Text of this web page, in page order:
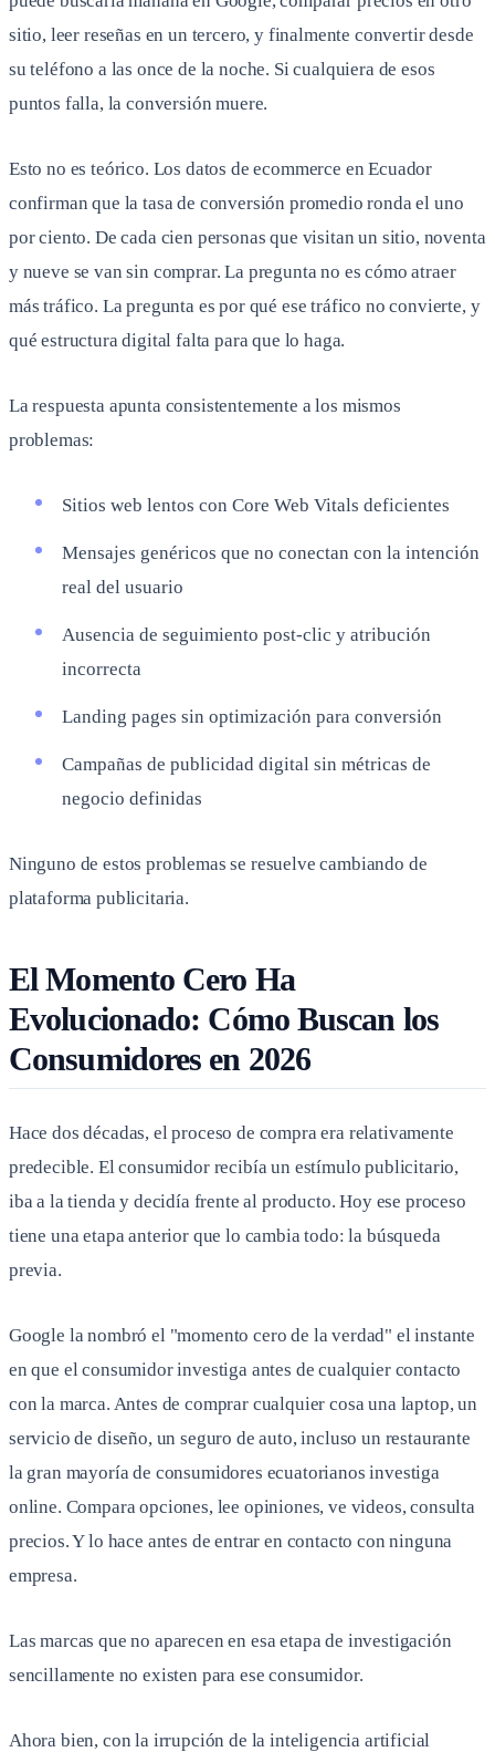
sitio, leer reseñas en un tercero, y finalmente convertir desde
su teléfono a las once de la noche. Si cualquiera de esos
puntos falla, la conversión muere.
Esto no es teórico. Los datos de ecommerce en Ecuador
confirman que la tasa de conversión promedio ronda el uno
por ciento. De cada cien personas que visitan un sitio, noventa
y nueve se van sin comprar. La pregunta no es cómo atraer
más tráfico. La pregunta es por qué ese tráfico no convierte, y
qué estructura digital falta para que lo haga.
La respuesta apunta consistentemente a los mismos
problemas:
Sitios web lentos con Core Web Vitals deficientes
Mensajes genéricos que no conectan con la intención
real del usuario
Ausencia de seguimiento post-clic y atribución
incorrecta
Landing pages sin optimización para conversión
Campañas de publicidad digital sin métricas de
negocio definidas
Ninguno de estos problemas se resuelve cambiando de
plataforma publicitaria.
El Momento Cero Ha
Evolucionado: Cómo Buscan los
Consumidores en 2026
Hace dos décadas, el proceso de compra era relativamente
predecible. El consumidor recibía un estímulo publicitario,
iba a la tienda y decidía frente al producto. Hoy ese proceso
tiene una etapa anterior que lo cambia todo: la búsqueda
previa.
Google la nombró el "momento cero de la verdad" el instante
en que el consumidor investiga antes de cualquier contacto
con la marca. Antes de comprar cualquier cosa una laptop, un
servicio de diseño, un seguro de auto, incluso un restaurante
la gran mayoría de consumidores ecuatorianos investiga
online. Compara opciones, lee opiniones, ve videos, consulta
precios. Y lo hace antes de entrar en contacto con ninguna
empresa.
Las marcas que no aparecen en esa etapa de investigación
sencillamente no existen para ese consumidor.
Ahora bien, con la irrupción de la inteligencia artificial